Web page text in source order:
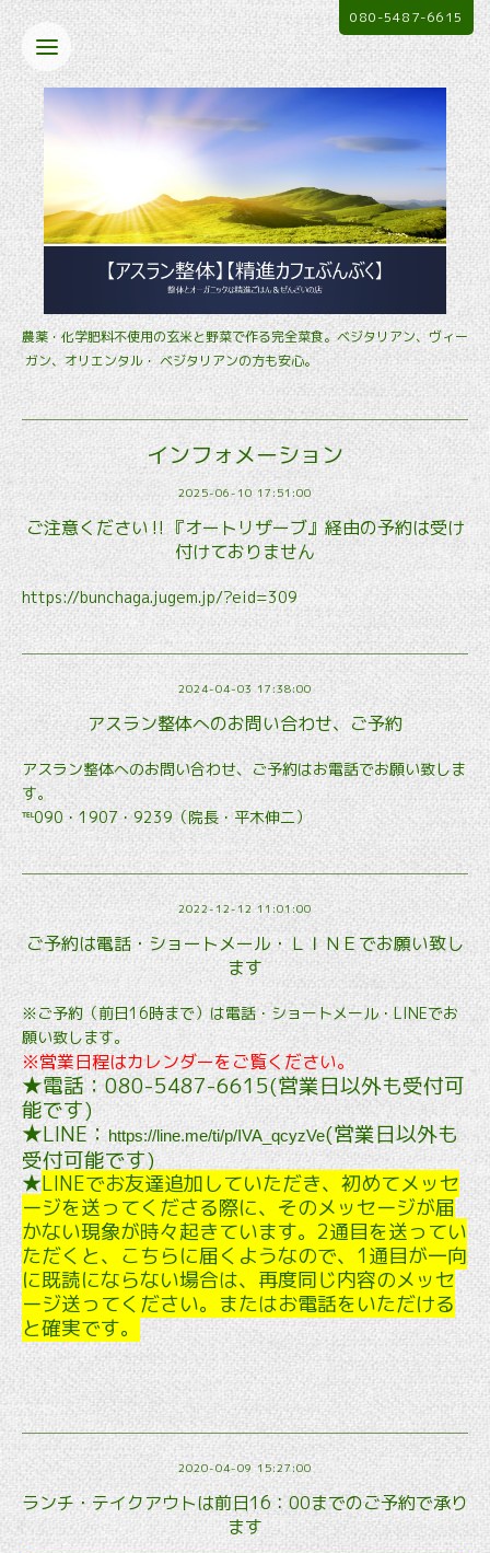
農薬・化学肥料不使用の玄米と野菜で作る完全菜食。ベジタリアン、ヴィー
ガン、オリエンタル・ ベジタリアンの方も安心。
080-5487-6615
インフォメーション
2025-06-10 17:51:00
ご注意ください‼︎『オートリザーブ』経由の予約は受け
付けておりません
https://bunchaga.jugem.jp/?eid=309
2024-04-03 17:38:00
アスラン整体へのお問い合わせ、ご予約
アスラン整体へのお問い合わせ、ご予約はお電話でお願い致しま
す。
℡090・1907・9239（院長・平木伸二）
2022-12-12 11:01:00
ご予約は電話・ショートメール・ＬＩＮＥでお願い致し
ます
※ご予約（前日16時まで）は電話・ショートメール・LINEでお
願い致します。
※営業日程はカレンダーをご覧ください。
★電話：080-5487-6615(営業日以外も受付可
能です)
★LINE：https://line.me/ti/p/IVA_qcyzVe(営業日以外も
受付可能です)
★LINEでお友達追加していただき、初めてメッセ
ージを送ってくださる際に、そのメッセージが届
かない現象が時々起きています。2通目を送ってい
ただくと、こちらに届くようなので、1通目が一向
に既読にならない場合は、再度同じ内容のメッセ
ージ送ってください。またはお電話をいただける
と確実です。
2020-04-09 15:27:00
ランチ・テイクアウトは前日16：00までのご予約で承り
ます